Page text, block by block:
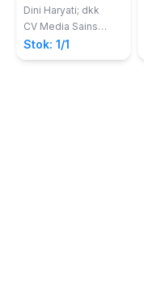
Dini Haryati; dkk
CV Media Sains
Indonesia
Stok: 1/1